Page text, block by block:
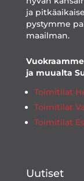
ja
pystymme
maailman.
ja muualta
Toimitilat
Toimitilat
Toimitilat
Uutiset